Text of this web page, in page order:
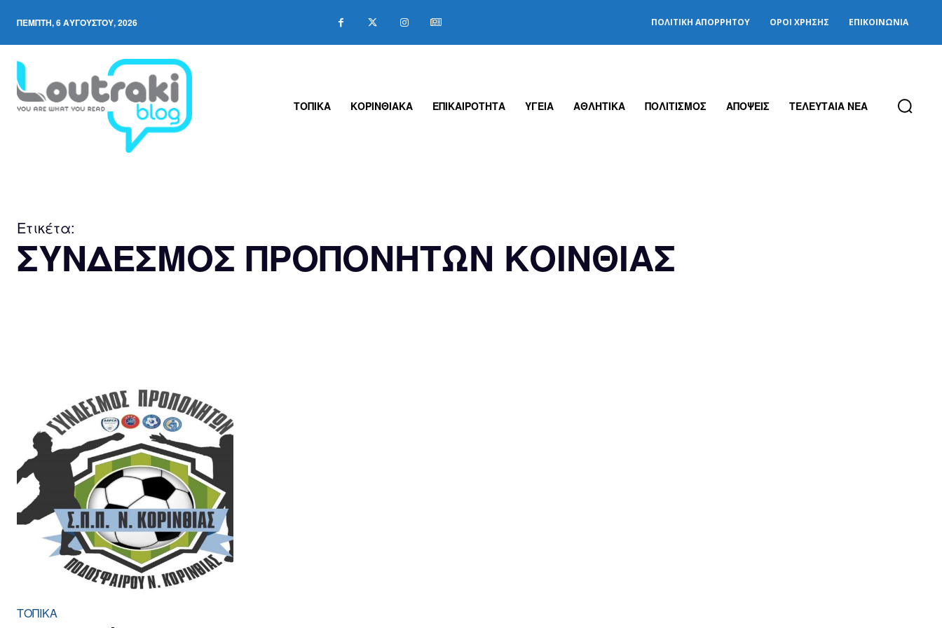
ΠΈΜΠΤΗ, 6 ΑΥΓΟΎΣΤΟΥ, 2026 ΠΟΛΙΤΙΚΉ ΑΠΟΡΡΉΤΟΥ ΌΡΟΙ ΧΡΉΣΗΣ ΕΠΙΚΟΙΝΩΝΊΑ
ΤΟΠΙΚΑ ΚΟΡΙΝΘΙΑΚΑ ΕΠΙΚΑΙΡΟΤΗΤΑ ΥΓΕΙΑ ΑΘΛΗΤΙΚΑ ΠΟΛΙΤΙΣΜΟΣ ΑΠΟΨΕΙΣ ΤΕΛΕΥΤΑΙΑ ΝΕΑ
Ετικέτα:
ΣΥΝΔΕΣΜΟΣ ΠΡΟΠΟΝΗΤΩΝ ΚΟΙΝΘΙΑΣ
ΤΟΠΙΚΑ